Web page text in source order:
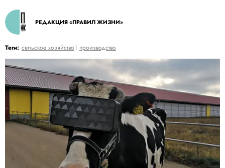
РЕДАКЦИЯ «ПРАВИЛ ЖИЗНИ»
Теги: сельское хозяйство производство